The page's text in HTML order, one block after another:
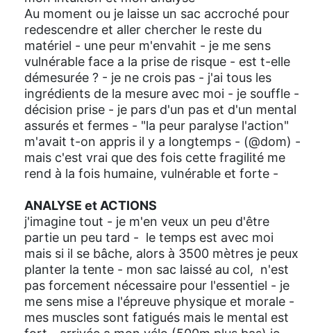
Au moment ou je laisse un sac accroché pour
redescendre et aller chercher le reste du
matériel - une peur m'envahit - je me sens
vulnérable face a la prise de risque - est t-elle
démesurée ? - je ne crois pas - j'ai tous les
ingrédients de la mesure avec moi - je souffle -
décision prise - je pars d'un pas et d'un mental
assurés et fermes - "la peur paralyse l'action"
m'avait t-on appris il y a longtemps - (@dom) -
mais c'est vrai que des fois cette fragilité me
rend à la fois humaine, vulnérable et forte -
ANALYSE et ACTIONS
j'imagine tout - je m'en veux un peu d'être
partie un peu tard - le temps est avec moi
mais si il se bâche, alors à 3500 mètres je peux
planter la tente - mon sac laissé au col, n'est
pas forcement nécessaire pour l'essentiel - je
me sens mise a l'épreuve physique et morale -
mes muscles sont fatigués mais le mental est